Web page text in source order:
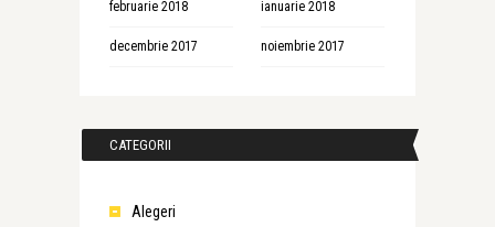
februarie 2018 ianuarie 2018
decembrie 2017 noiembrie 2017
CATEGORII
Alegeri